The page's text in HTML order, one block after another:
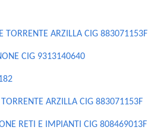
TORRENTE ARZILLA CIG 883071153F
CIG 9313140640
ARZILLA CIG 883071153F
RETI E IMPIANTI CIG 808469013F